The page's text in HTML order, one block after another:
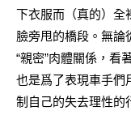
下衣服而（真的）全
臉旁甩的橋段。無論
“親密”肉體關係，看
也是爲了表現車手們
制自己的失去理性的